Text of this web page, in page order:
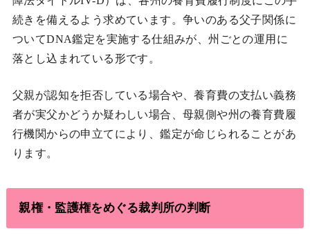
続きを備えるよう求めています。争いのある父子関係に
ついてDNA鑑定を実施する仕組みが、州ごとの運用に
落とし込まれている形です。
父親が認知を拒否している場合や、養育費の支払い義務
者が実父かどうか疑わしい場合、母親側や州の養育費履
行機関からの申立てにより、鑑定が命じられることがあ
ります。
親権・監護権をめぐる裁判所の判断